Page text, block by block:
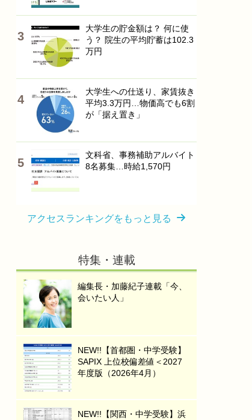
大学生の貯金額は？ 何に使
う？ 院生の平均貯蓄は102.3
万円
大学生への仕送り、家賃抜き
平均3.3万円…物価高でも6割
が「据え置き」
文科省、事務補助アルバイト
8名募集…時給1,570円
アクセスランキングをもっと見る
特集・連載
編集長・加藤紀子連載「今、
会いたい人」
NEW!!【首都圏・中学受験】
SAPIX 上位校偏差値＜2027
年度版（2026年4月）
NEW!!【関西・中学受験】浜